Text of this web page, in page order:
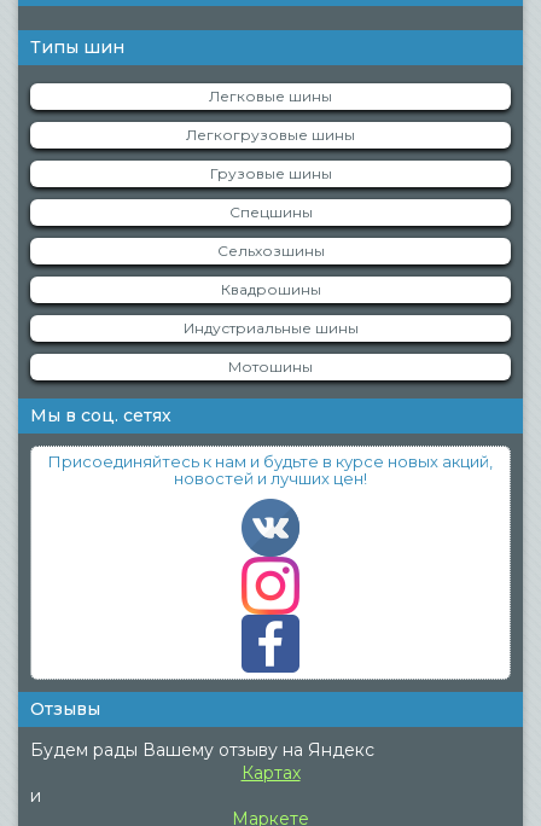
Типы шин
Легковые шины
Легкогрузовые шины
Грузовые шины
Спецшины
Сельхозшины
Квадрошины
Индустриальные шины
Мотошины
Мы в соц. сетях
Присоединяйтесь к нам и будьте в курсе новых акций,
новостей и лучших цен!
Отзывы
Будем рады Вашему отзыву на Яндекс
Картах
и
Маркете